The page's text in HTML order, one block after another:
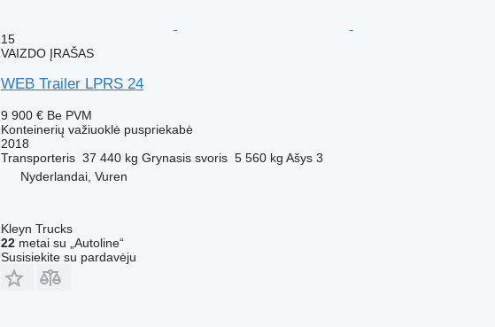
15
VAIZDO ĮRAŠAS
WEB Trailer LPRS 24
9 900 € Be PVM
Konteinerių važiuoklė puspriekabė
2018
Transporteris 37 440 kg Grynasis svoris 5 560 kg Ašys 3
Nyderlandai, Vuren
Kleyn Trucks
22metai su „Autoline“
Susisiekite su pardavėju